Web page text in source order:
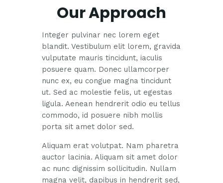
Our Approach
Integer pulvinar nec lorem eget
blandit. Vestibulum elit lorem, gravida
vulputate mauris tincidunt, iaculis
posuere quam. Donec ullamcorper
nunc ex, eu congue magna tincidunt
ut. Sed ac molestie felis, ut egestas
ligula. Aenean hendrerit odio eu tellus
commodo, id posuere nibh mollis
porta sit amet dolor sed.
Aliquam erat volutpat. Nam pharetra
auctor lacinia. Aliquam sit amet dolor
ac nunc dignissim sollicitudin. Nullam
magna velit, dapibus in hendrerit sed,